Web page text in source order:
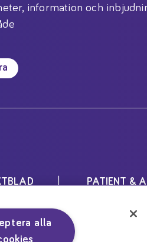
information och
PATIENT &
under inrådan av
alla